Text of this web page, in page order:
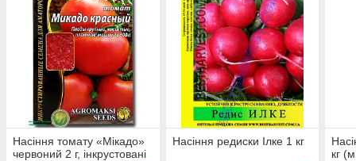
Насіння томату «Мікадо»
червоний 2 г, інкрустовані
Насіння редиски Ілке 1 кг
кг